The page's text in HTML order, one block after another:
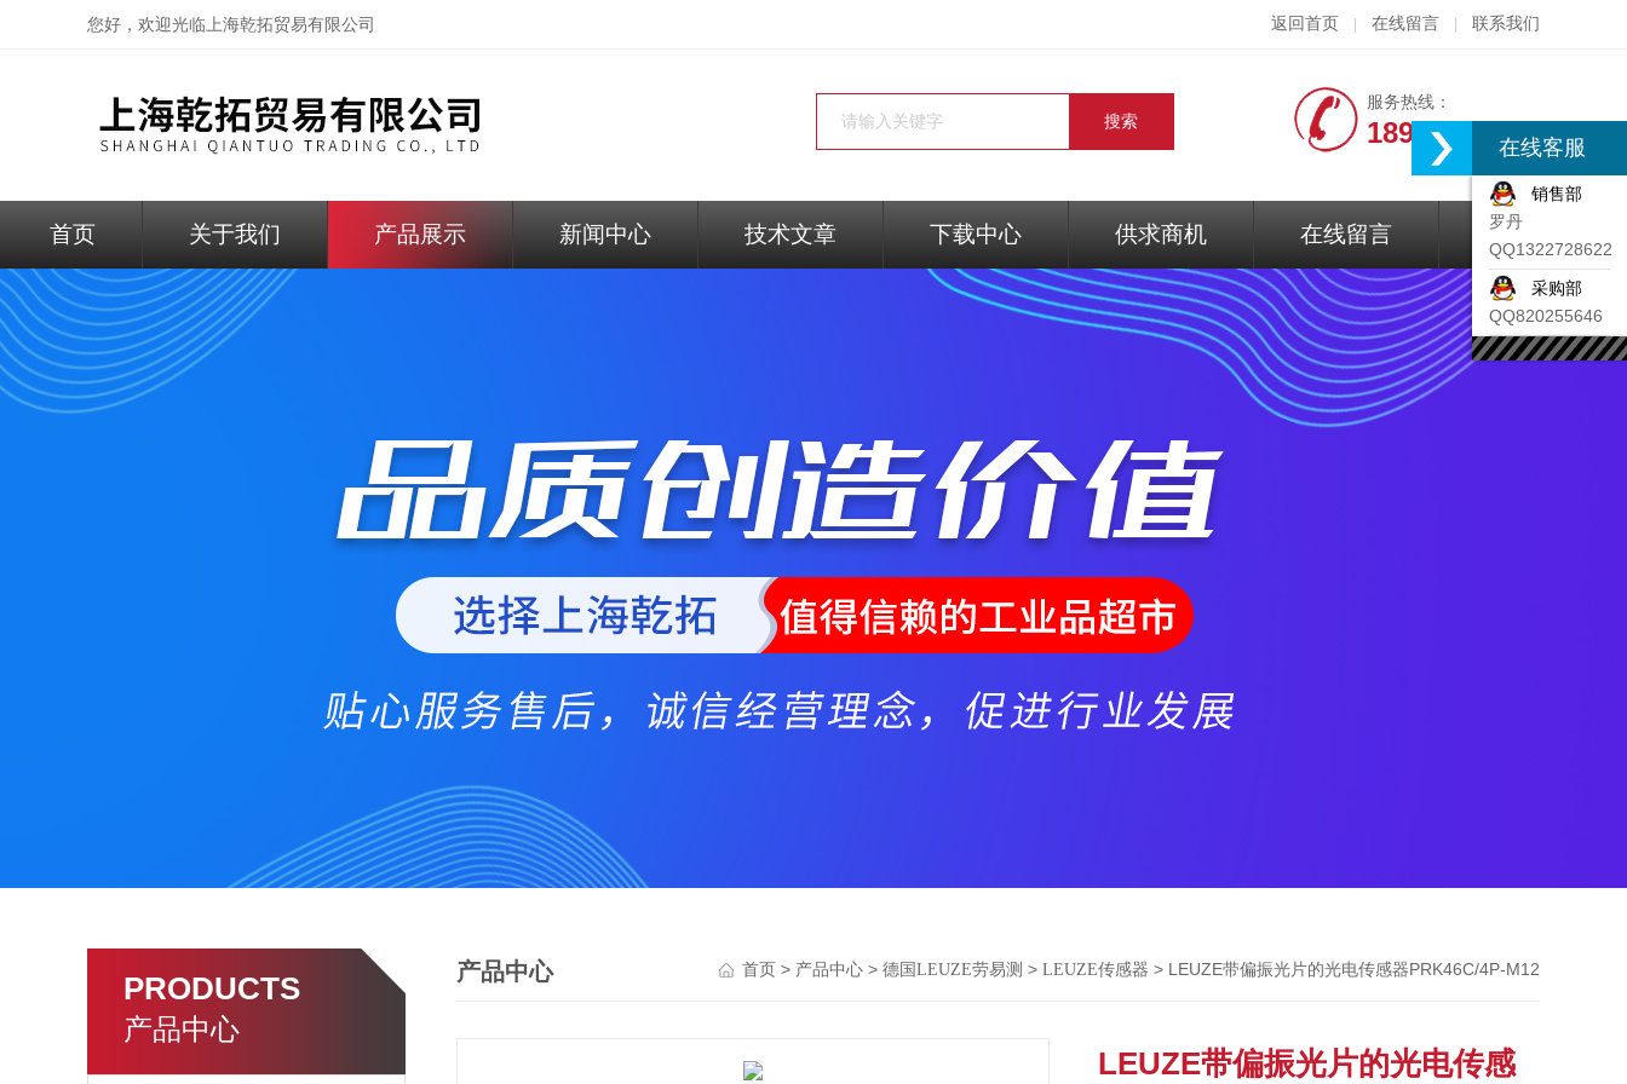
您好，欢迎光临上海乾拓贸易有限公司 返回首页 在线留言 联系我们
服务热线：
18917074297
首页 关于我们 产品展示 新闻中心 技术文章 下载中心 供求商机 在线留言 联系我们
PRODUCTS
产品中心
产品中心 首页 > 产品中心 > 德国LEUZE劳易测 > LEUZE传感器 > LEUZE带偏振光片的光电传感器PRK46C/4P-M12
LEUZE带偏振光片的光电传感
在线客服
销售部
罗丹
QQ1322728622
采购部
QQ820255646